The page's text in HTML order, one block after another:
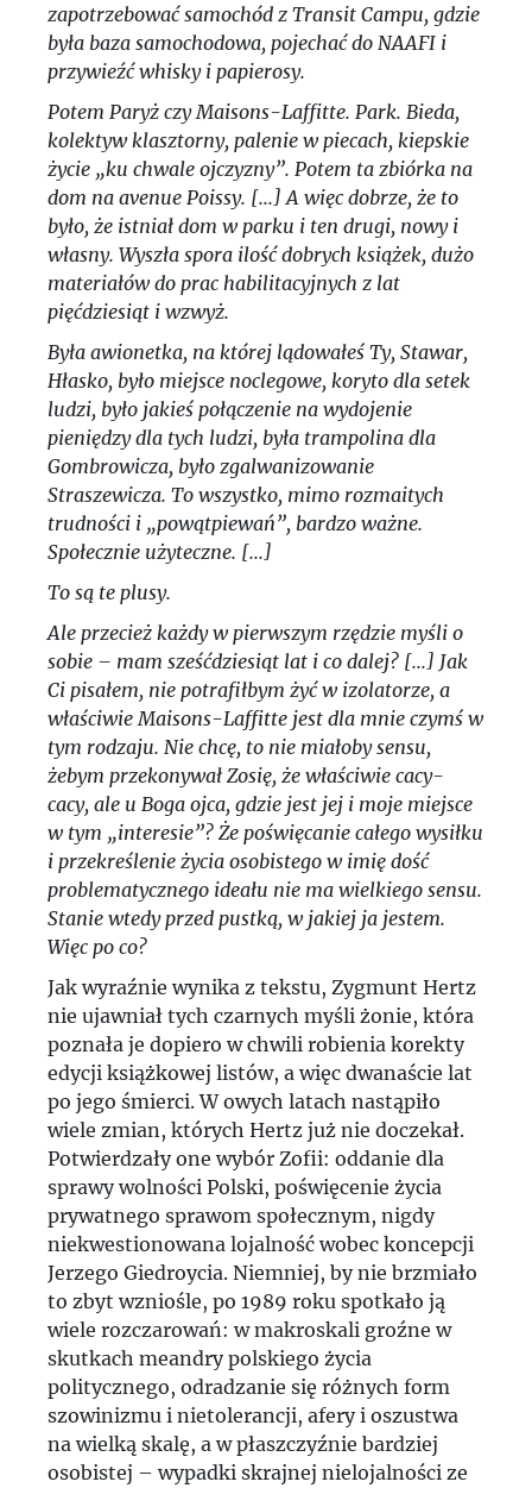
zapotrzebować samochód z Transit Campu, gdzie
była baza samochodowa, pojechać do NAAFI i
przywieźć whisky i papierosy.
Potem Paryż czy Maisons-Laffitte. Park. Bieda,
kolektyw klasztorny, palenie w piecach, kiepskie
życie „ku chwale ojczyzny”. Potem ta zbiórka na
dom na avenue Poissy. [...] A więc dobrze, że to
było, że istniał dom w parku i ten drugi, nowy i
własny. Wyszła spora ilość dobrych książek, dużo
materiałów do prac habilitacyjnych z lat
pięćdziesiąt i wzwyż.
Była awionetka, na której lądowałeś Ty, Stawar,
Hłasko, było miejsce noclegowe, koryto dla setek
ludzi, było jakieś połączenie na wydojenie
pieniędzy dla tych ludzi, była trampolina dla
Gombrowicza, było zgalwanizowanie
Straszewicza. To wszystko, mimo rozmaitych
trudności i „powątpiewań”, bardzo ważne.
Społecznie użyteczne. [...]
To są te plusy.
Ale przecież każdy w pierwszym rzędzie myśli o
sobie – mam sześćdziesiąt lat i co dalej? [...] Jak
Ci pisałem, nie potrafiłbym żyć w izolatorze, a
właściwie Maisons-Laffitte jest dla mnie czymś w
tym rodzaju. Nie chcę, to nie miałoby sensu,
żebym przekonywał Zosię, że właściwie cacy-
cacy, ale u Boga ojca, gdzie jest jej i moje miejsce
w tym „interesie”? Że poświęcanie całego wysiłku
i przekreślenie życia osobistego w imię dość
problematycznego ideału nie ma wielkiego sensu.
Stanie wtedy przed pustką, w jakiej ja jestem.
Więc po co?
Jak wyraźnie wynika z tekstu, Zygmunt Hertz
nie ujawniał tych czarnych myśli żonie, która
poznała je dopiero w chwili robienia korekty
edycji książkowej listów, a więc dwanaście lat
po jego śmierci. W owych latach nastąpiło
wiele zmian, których Hertz już nie doczekał.
Potwierdzały one wybór Zofii: oddanie dla
sprawy wolności Polski, poświęcenie życia
prywatnego sprawom społecznym, nigdy
niekwestionowana lojalność wobec koncepcji
Jerzego Giedroycia. Niemniej, by nie brzmiało
to zbyt wzniośle, po 1989 roku spotkało ją
wiele rozczarowań: w makroskali groźne w
skutkach meandry polskiego życia
politycznego, odradzanie się różnych form
szowinizmu i nietolerancji, afery i oszustwa
na wielką skalę, a w płaszczyźnie bardziej
osobistej – wypadki skrajnej nielojalności ze